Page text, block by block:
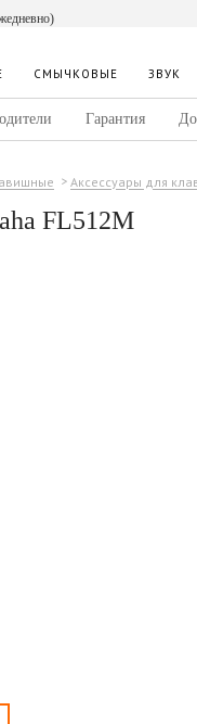
СМЫЧКОВЫЕ ЗВУК
Гарантия
Аксессуары для
FL512M